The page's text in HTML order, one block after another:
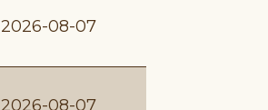
2026-08-07
2026-08-07